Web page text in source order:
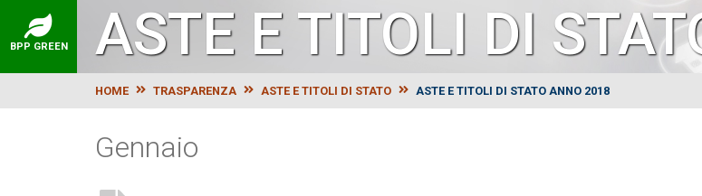
BPP GREEN ASTE E TITOLI DI
HOME TRASPARENZA ASTE E TITOLI DI STATO ASTE E TITOLI DI STATO ANNO 2018
Gennaio